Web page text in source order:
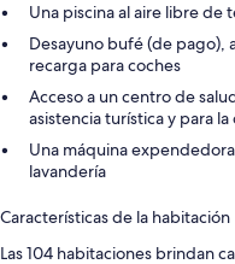
Una piscina al aire libre de
Desayuno bufé (de pago),
recarga para coches
Acceso a un centro de
asistencia turística y para
Una máquina
lavandería
Características de la habitación
Las 104 habitaciones brindan